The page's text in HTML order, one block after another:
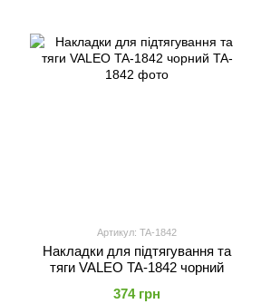
Артикул: TA-1842
Накладки для підтягування та
тяги VALEO TA-1842 чорний
374 грн